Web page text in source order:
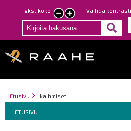
Hyppää
pääsisältöön
Tekstikoko
Pienennä
tekstin
kokoa
Suurenna
tekstin
kokoa
Vaihda kontrasti
Breadcrumbs
You
here:
Etusivu Ikäihmiset
Breadcrumbs
You
are
ETUSIVU